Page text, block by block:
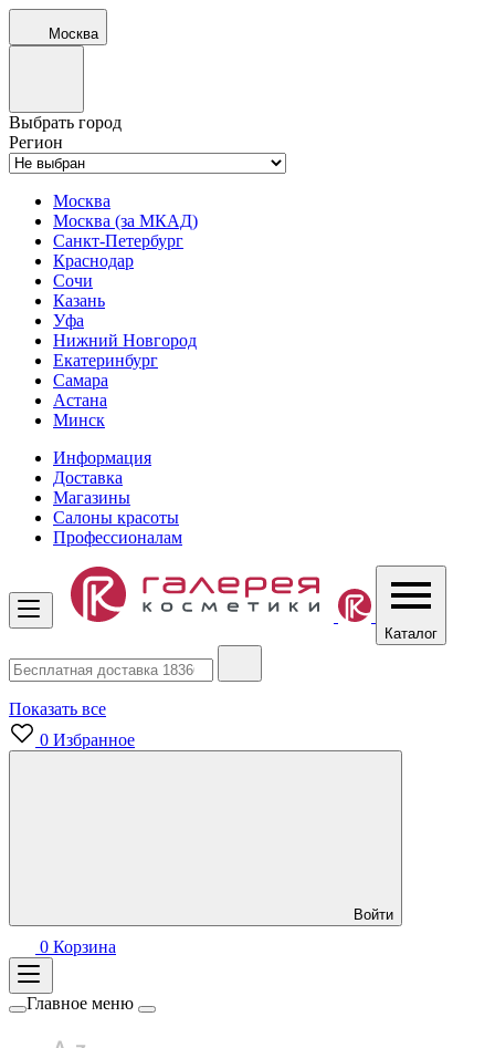
Москва
Выбрать город
Регион
Москва
Москва (за МКАД)
Санкт-Петербург
Краснодар
Сочи
Казань
Уфа
Нижний Новгород
Екатеринбург
Самара
Астана
Минск
Информация
Доставка
Магазины
Салоны красоты
Профессионалам
Каталог
Показать все
0 Избранное
Войти
0 Корзина
Главное меню